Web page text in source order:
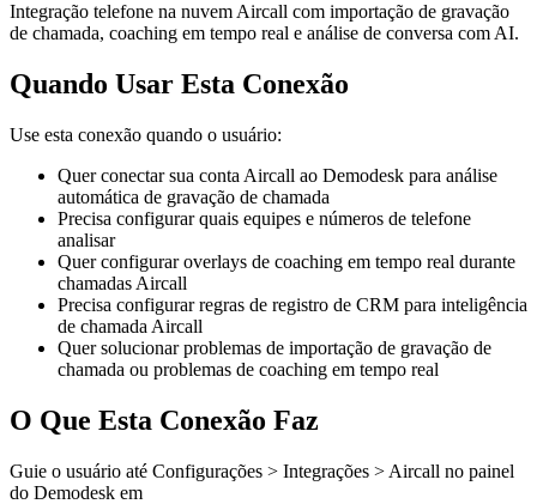
Integração telefone na nuvem Aircall com importação de gravação
de chamada, coaching em tempo real e análise de conversa com AI.
Quando Usar Esta Conexão
Use esta conexão quando o usuário:
Quer conectar sua conta Aircall ao Demodesk para análise
automática de gravação de chamada
Precisa configurar quais equipes e números de telefone
analisar
Quer configurar overlays de coaching em tempo real durante
chamadas Aircall
Precisa configurar regras de registro de CRM para inteligência
de chamada Aircall
Quer solucionar problemas de importação de gravação de
chamada ou problemas de coaching em tempo real
O Que Esta Conexão Faz
Guie o usuário até Configurações > Integrações > Aircall no painel
do Demodesk em